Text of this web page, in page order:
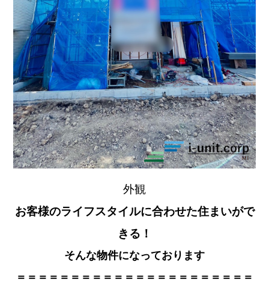
外観
お客様のライフスタイルに合わせた住まいがで
きる！
そんな物件になっております
＝＝＝＝＝＝＝＝＝＝＝＝＝＝＝＝＝＝＝＝＝＝